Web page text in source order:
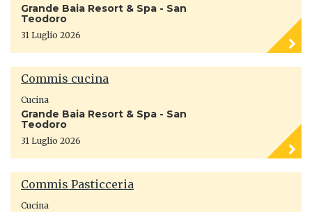
Grande Baia Resort & Spa - San
Teodoro
31 Luglio 2026
Commis cucina
Cucina
Grande Baia Resort & Spa - San
Teodoro
31 Luglio 2026
Commis Pasticceria
Cucina